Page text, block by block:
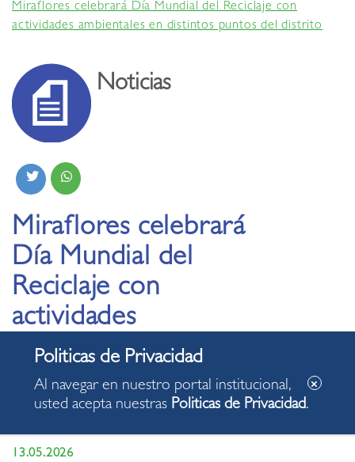
Miraflores celebrará Día Mundial del Reciclaje con
actividades ambientales en distintos puntos del distrito
Noticias
Miraflores celebrará
Día Mundial del
Reciclaje con
actividades
ambientales en
distintos puntos del
distrito
13.05.2026
Al navegar en nuestro portal institucional,
usted acepta nuestras Politicas de Privacidad.